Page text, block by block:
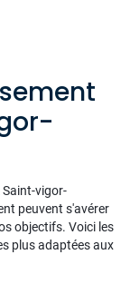
vigor-
peuvent s'avérer
objectifs. Voici les
plus adaptées aux